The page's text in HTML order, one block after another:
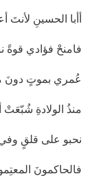
أأبا الحسينِ
فامنحْ فؤادي
عُمري بموتٍ دونَ
منذُ الولادةِ شُبّعَتْ
نحبو على قلقٍ
فالحاكمونَ